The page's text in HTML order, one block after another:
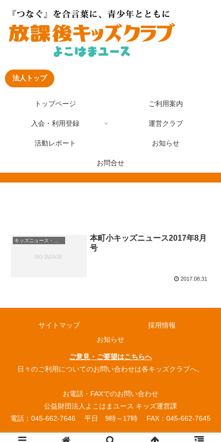
法人トップ
トップページ ご利用案内
入会・利用登録 運営クラブ
活動レポート お知らせ
お問合せ
キッズニュース・お知らせ
本町小キッズニュース2017年8月
号
2017.08.31
サイトマップ
採用情報
お知らせ
ご意見・ご要望はこちらへ
日々のご利用についてのお問い合わせは各キッズクラブへ。
お電話・FAXでのお問い合わせ
公益財団法人よこはまユース キッズ運営課
電話：045-662-7646 平日 9時～17時 FAX：045-662-7645